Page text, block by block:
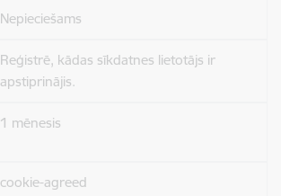
Nepieciešams
Reģistrē, kādas sīkdatnes lietotājs ir
apstiprinājis.
1 mēnesis
cookie-agreed